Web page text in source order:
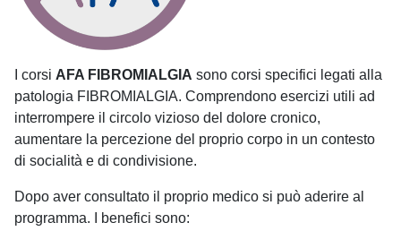
I corsi AFA FIBROMIALGIA sono corsi specifici legati alla
patologia FIBROMIALGIA. Comprendono esercizi utili ad
interrompere il circolo vizioso del dolore cronico,
aumentare la percezione del proprio corpo in un contesto
di socialità e di condivisione.
Dopo aver consultato il proprio medico si può aderire al
programma. I benefici sono: